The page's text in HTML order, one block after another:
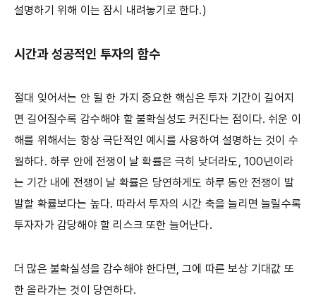
설명하기 위해 이는 잠시 내려놓기로 한다.)
시간과 성공적인 투자의 함수
절대 잊어서는 안 될 한 가지 중요한 핵심은 투자 기간이 길어지
면 길어질수록 감수해야 할 불확실성도 커진다는 점이다. 쉬운 이
해를 위해서는 항상 극단적인 예시를 사용하여 설명하는 것이 수
월하다. 하루 안에 전쟁이 날 확률은 극히 낮더라도, 100년이라
는 기간 내에 전쟁이 날 확률은 당연하게도 하루 동안 전쟁이 발
발할 확률보다는 높다. 따라서 투자의 시간 축을 늘리면 늘릴수록
투자자가 감당해야 할 리스크 또한 늘어난다.
더 많은 불확실성을 감수해야 한다면, 그에 따른 보상 기대값 또
한 올라가는 것이 당연하다.